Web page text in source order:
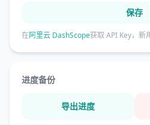
保存
在阿里云 DashScope获取 API Key，新
进度备份
导出进度